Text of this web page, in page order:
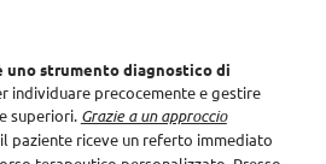
uno strumento diagnostico di
individuare precocemente e gestire
superiori. Grazie a un approccio
paziente riceve un referto immediato